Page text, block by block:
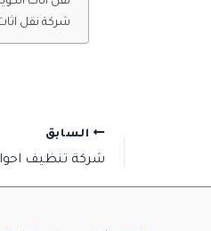
شركة نقل
السابق
شركة تنظيف